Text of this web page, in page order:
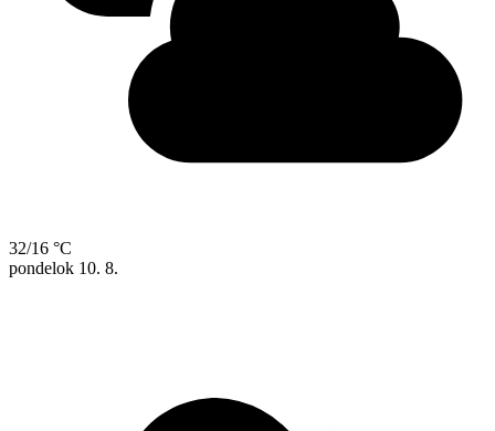
32/16 °C
pondelok 10. 8.